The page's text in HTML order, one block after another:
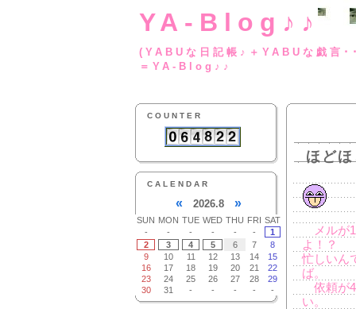
YA-Blog♪♪
(YABUな日記帳♪
＝YA-Blog♪♪
COUNTER
CALENDAR
« 2026.8 »
SUN MON TUE WED THU FRI SAT
-
- - - - -
1
2
3 4 5 6 7
8
9
10 11 12 13 14
15
16
17 18 19 20 21
22
23
24 25 26 27 28
29
30
31 - - - - -
ほど
メルが1
よ！？
忙しいん
ば。
依頼が4
い。